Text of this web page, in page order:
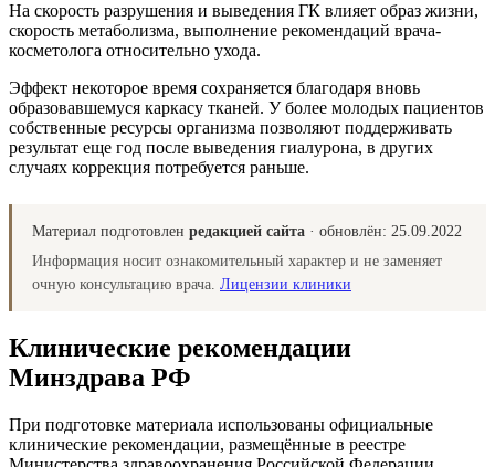
На скорость разрушения и выведения ГК влияет образ жизни,
скорость метаболизма, выполнение рекомендаций врача-
косметолога относительно ухода.
Эффект некоторое время сохраняется благодаря вновь
образовавшемуся каркасу тканей. У более молодых пациентов
собственные ресурсы организма позволяют поддерживать
результат еще год после выведения гиалурона, в других
случаях коррекция потребуется раньше.
Материал подготовлен редакцией сайта · обновлён: 25.09.2022
Информация носит ознакомительный характер и не заменяет
очную консультацию врача. Лицензии клиники
Клинические рекомендации
Минздрава РФ
При подготовке материала использованы официальные
клинические рекомендации, размещённые в реестре